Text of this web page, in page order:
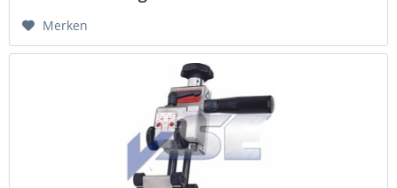
Merken